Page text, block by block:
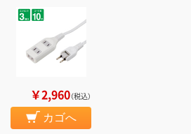
￥2,960（税込）
カゴへ